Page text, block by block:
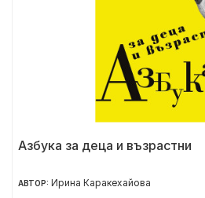
Азбука за деца и възрастни
АВТОР: Ирина Каракехайова